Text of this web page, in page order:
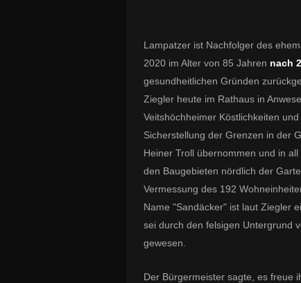
Lampatzer ist Nachfolger des
2020 im Alter von 85 Jahren nach
gesundheitlichen Gründen
Ziegler heute im Rathaus in
Veitshöchheimer Köstlichkeiten
Sicherstellung der Grenzen in der
Heiner Troll übernommen und in
den Baugebieten nördlich der
Vermessung des 192
Name "Sandäcker" ist laut Ziegler
sei durch den felsigen Untergrund
gewesen.
Der Bürgermeister sagte, es freue